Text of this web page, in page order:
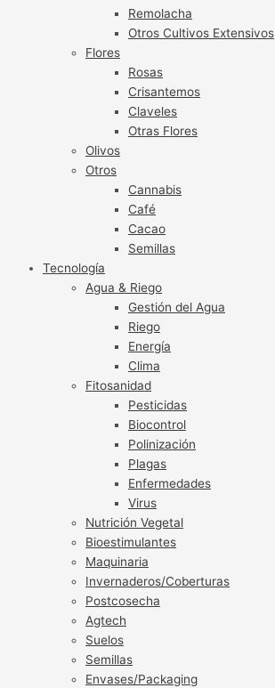
Remolacha
Otros Cultivos Extensivos
Flores
Rosas
Crisantemos
Claveles
Otras Flores
Olivos
Otros
Cannabis
Café
Cacao
Semillas
Tecnología
Agua & Riego
Gestión del Agua
Riego
Energía
Clima
Fitosanidad
Pesticidas
Biocontrol
Polinización
Plagas
Enfermedades
Virus
Nutrición Vegetal
Bioestimulantes
Maquinaria
Invernaderos/Coberturas
Postcosecha
Agtech
Suelos
Semillas
Envases/Packaging